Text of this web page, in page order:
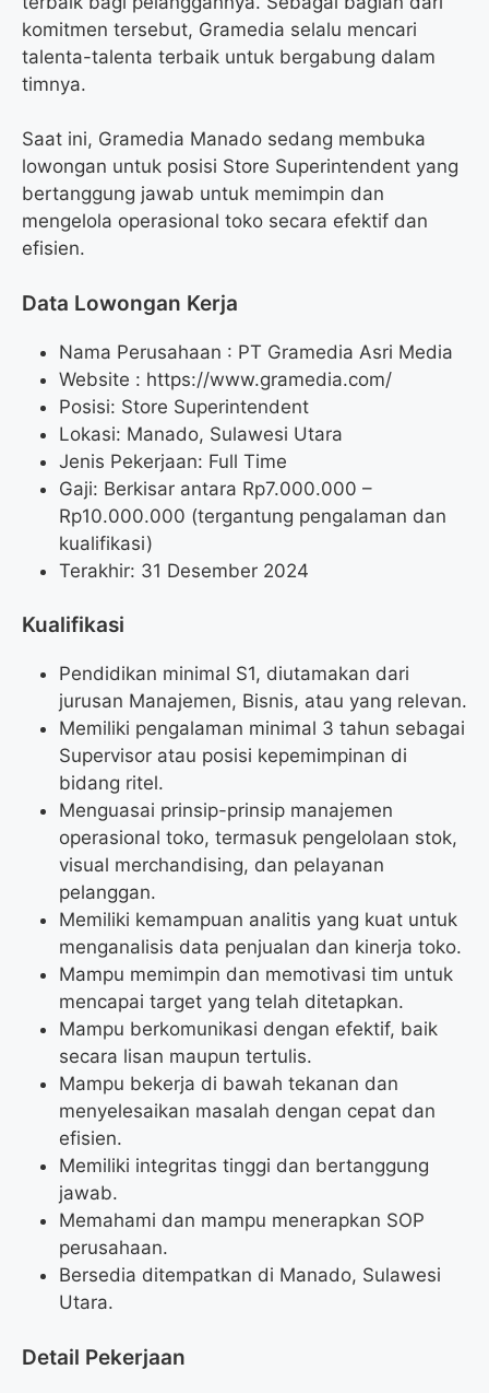
komitmen tersebut, Gramedia selalu mencari
talenta-talenta terbaik untuk bergabung dalam
timnya.
Saat ini, Gramedia Manado sedang membuka
lowongan untuk posisi Store Superintendent yang
bertanggung jawab untuk memimpin dan
mengelola operasional toko secara efektif dan
efisien.
Data Lowongan Kerja
Nama Perusahaan : PT Gramedia Asri Media
Website : https://www.gramedia.com/
Posisi: Store Superintendent
Lokasi: Manado, Sulawesi Utara
Jenis Pekerjaan: Full Time
Gaji: Berkisar antara Rp7.000.000 –
Rp10.000.000 (tergantung pengalaman dan
kualifikasi)
Terakhir: 31 Desember 2024
Kualifikasi
Pendidikan minimal S1, diutamakan dari
jurusan Manajemen, Bisnis, atau yang relevan.
Memiliki pengalaman minimal 3 tahun sebagai
Supervisor atau posisi kepemimpinan di
bidang ritel.
Menguasai prinsip-prinsip manajemen
operasional toko, termasuk pengelolaan stok,
visual merchandising, dan pelayanan
pelanggan.
Memiliki kemampuan analitis yang kuat untuk
menganalisis data penjualan dan kinerja toko.
Mampu memimpin dan memotivasi tim untuk
mencapai target yang telah ditetapkan.
Mampu berkomunikasi dengan efektif, baik
secara lisan maupun tertulis.
Mampu bekerja di bawah tekanan dan
menyelesaikan masalah dengan cepat dan
efisien.
Memiliki integritas tinggi dan bertanggung
jawab.
Memahami dan mampu menerapkan SOP
perusahaan.
Bersedia ditempatkan di Manado, Sulawesi
Utara.
Detail Pekerjaan